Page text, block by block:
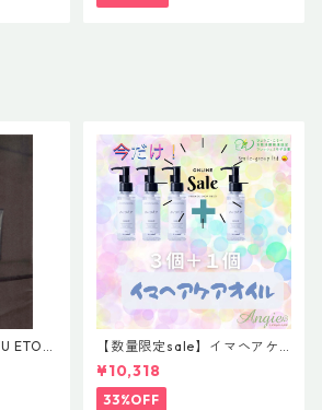
ETOR
アバ
ット
【数量限定sale】イマヘアケ
アオイル３＋１ キャンペー
ン 今だけまとめ買い 4個セ
ット
¥10,318
33%OFF